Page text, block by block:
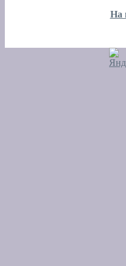
На